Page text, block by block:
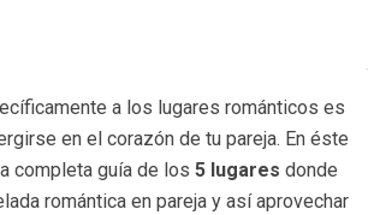
a los lugares románticos es
en el corazón de tu pareja. En éste
completa guía de los 5 lugares donde
romántica en pareja y así aprovechar